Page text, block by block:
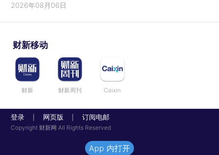
2026年08月06日
财新移动
财新 财新周刊 Caixin
登录 网页版 订阅电邮
Copyright 财新网 All Rights Reserved
App 内打开